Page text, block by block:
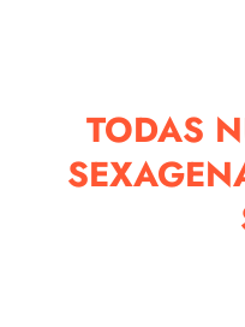
TODAS